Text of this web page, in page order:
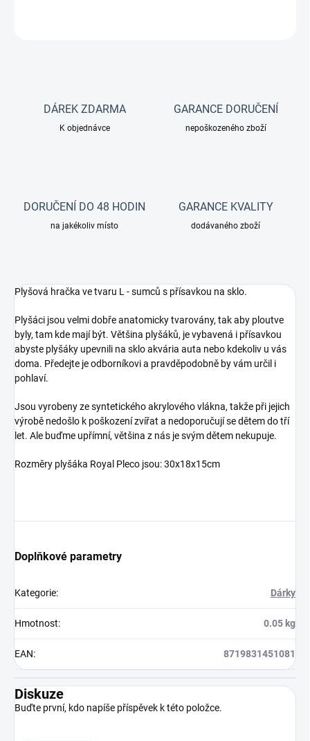
DÁREK ZDARMA
K objednávce
GARANCE DORUČENÍ
nepoškozeného zboží
DORUČENÍ DO 48 HODIN
na jakékoliv místo
GARANCE KVALITY
dodávaného zboží
Plyšová hračka ve tvaru L - sumců s přísavkou na sklo.
Plyšáci jsou velmi dobře anatomicky tvarovány, tak aby ploutve
byly, tam kde mají být. Většina plyšáků, je vybavená i přísavkou
abyste plyšáky upevnili na sklo akvária auta nebo kdekoliv u vás
doma. Předejte je odborníkovi a pravděpodobně by vám určil i
pohlaví.
Jsou vyrobeny ze syntetického akrylového vlákna, takže při jejich
výrobě nedošlo k poškození zvířat a nedoporučují se dětem do tří
let. Ale buďme upřímní, většina z nás je svým dětem nekupuje.
Rozměry plyšáka Royal Pleco jsou: 30x18x15cm
Doplňkové parametry
Kategorie: Dárky
Hmotnost: 0.05 kg
EAN: 8719831451081
Diskuze
Buďte první, kdo napíše příspěvek k této položce.